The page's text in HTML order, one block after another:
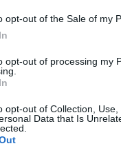
opt-out of the Sale of my
opt-out of processing my
opt-out of Collection,
Data that Is
i giovani sanno